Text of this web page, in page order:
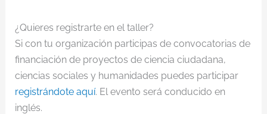
¿Quieres registrarte en el taller?
Si con tu organización participas de convocatorias de
financiación de proyectos de ciencia ciudadana,
ciencias sociales y humanidades puedes participar
registrándote aquí. El evento será conducido en
inglés.